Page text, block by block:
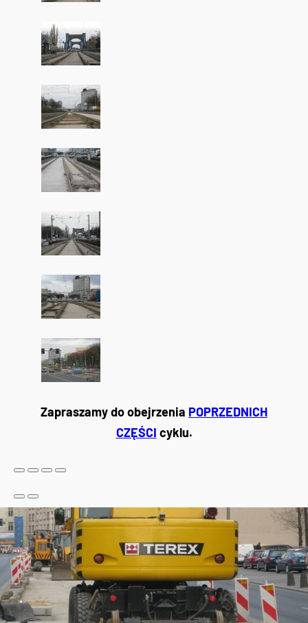
Zapraszamy do obejrzenia POPRZEDNICH
CZĘŚCI cyklu.